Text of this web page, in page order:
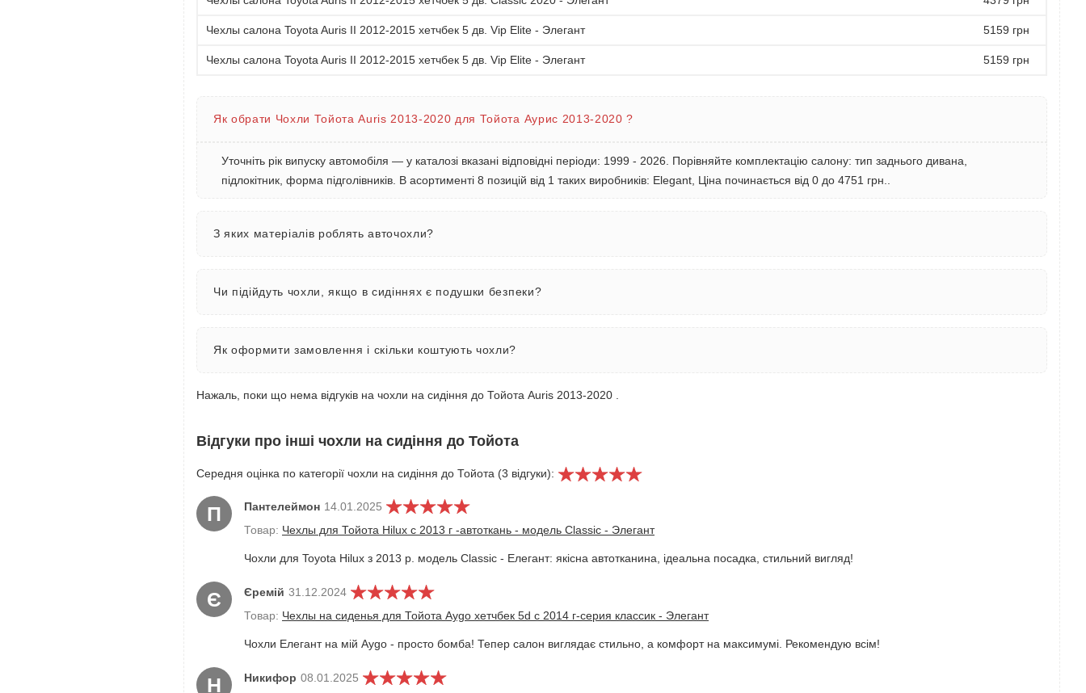
Чехлы салона Toyota Auris II 2012-2015 хетчбек 5 дв. Vip Elite - Элегант 5159 грн
Чехлы салона Toyota Auris II 2012-2015 хетчбек 5 дв. Vip Elite - Элегант 5159 грн
Як обрати Чохли Тойота Auris 2013-2020 для Тойота Аурис 2013-2020 ?
Уточніть рік випуску автомобіля — у каталозі вказані відповідні періоди: 1999 - 2026. Порівняйте комплектацію салону: тип заднього дивана,
підлокітник, форма підголівників. В асортименті 8 позицій від 1 таких виробників: Elegant, Ціна починається від 0 до 4751 грн..
З яких матеріалів роблять авточохли?
Чи підійдуть чохли, якщо в сидіннях є подушки безпеки?
Як оформити замовлення і скільки коштують чохли?
Нажаль, поки що нема відгуків на чохли на сидіння до Тойота Auris 2013-2020 .
Відгуки про інші чохли на сидіння до Тойота
Середня оцінка по категорії чохли на сидіння до Тойота (3 відгуки):
П Пантелеймон 14.01.2025
Товар: Чехлы для Тойота Hilux с 2013 г -автоткань - модель Classic - Элегант
Чохли для Toyota Hilux з 2013 р. модель Classic - Елегант: якісна автотканина, ідеальна посадка, стильний вигляд!
Є Єремій 31.12.2024
Товар: Чехлы на сиденья для Тойота Aygo хетчбек 5d с 2014 г-серия классик - Элегант
Чохли Елегант на мій Aygo - просто бомба! Тепер салон виглядає стильно, а комфорт на максимумі. Рекомендую всім!
Н Никифор 08.01.2025